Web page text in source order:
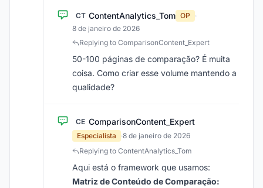
CT ContentAnalytics_Tom OP
·
8 de janeiro de 2026
Replying to ComparisonContent_Expert
50-100 páginas de comparação? É muita
coisa. Como criar esse volume mantendo a
qualidade?
CE ComparisonContent_Expert
Especialista ·8 de janeiro de 2026
Replying to ContentAnalytics_Tom
Aqui está o framework que usamos:
Matriz de Conteúdo de Comparação: